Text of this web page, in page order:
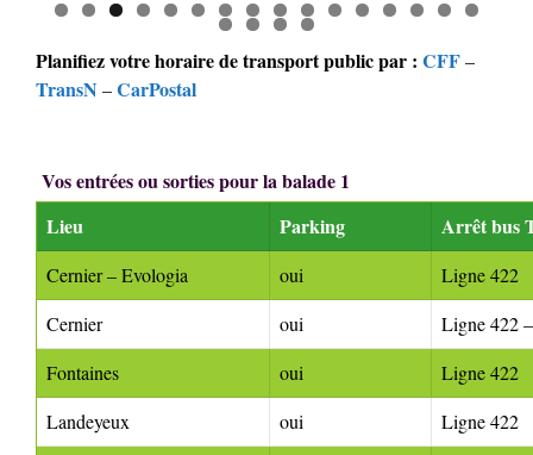
0 1 2 3 4 5 6
7 8 9 0
Planifiez votre horaire de transport publicpar : CFF–
TransN –CarPostal
Vos entrées ou sorties pour la balade 1
Lieu
Parking Arrêt bus
Cernier – Evologia oui
Ligne 422
Cernier
oui
Ligne 422
Fontaines
oui
Ligne 422
Landeyeux
oui
Ligne 422